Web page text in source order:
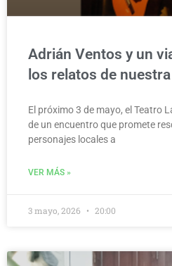
Adrián Ventos y un
los relatos de
El próximo 3 de mayo, el Teatro
de un encuentro que promete
personajes locales a
VER MÁS »
3 mayo, 2026 20:00